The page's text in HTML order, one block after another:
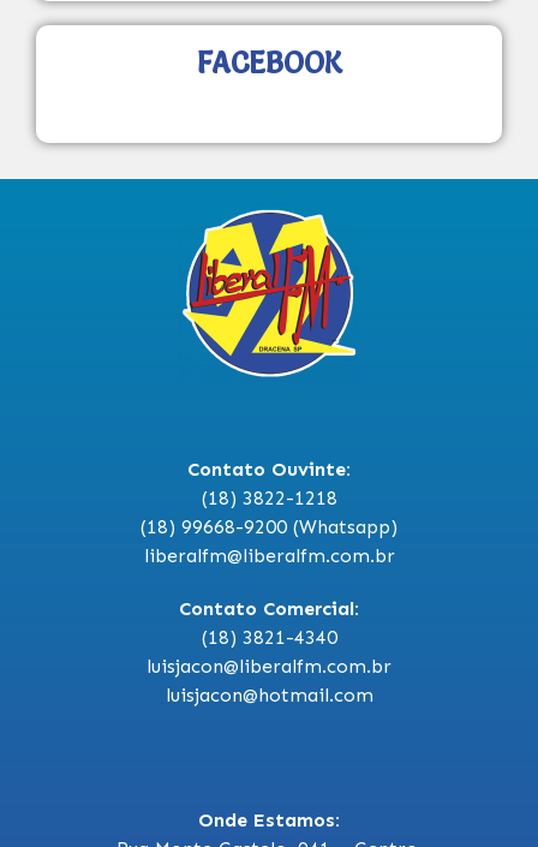
FACEBOOK
Contato Ouvinte:
(18) 3822-1218
(18) 99668-9200 (Whatsapp)
liberalfm@liberalfm.com.br
Contato Comercial:
(18) 3821-4340
luisjacon@liberalfm.com.br
luisjacon@hotmail.com
Onde Estamos: